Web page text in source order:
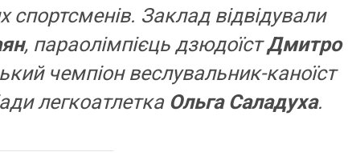
Заклад відвідували
, параолімпієць дзюдоїстДмитро
чемпіон веслувальник-каноїст
легкоатлетка Ольга Саладуха.